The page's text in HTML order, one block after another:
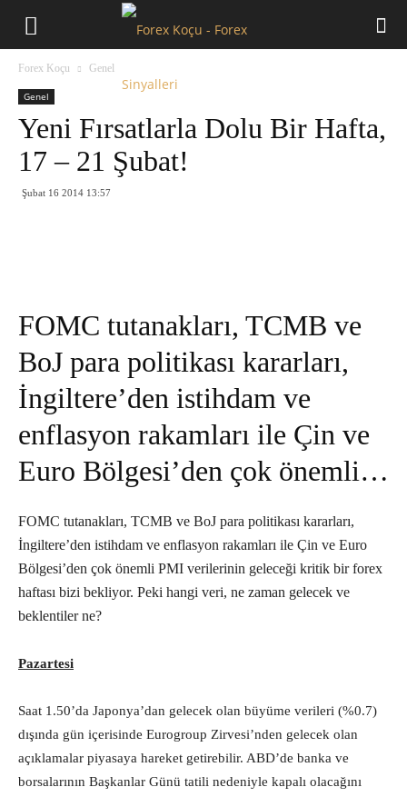
Forex Koçu Genel
Genel
Yeni Fırsatlarla Dolu Bir Hafta,
17 – 21 Şubat!
Şubat 16 2014 13:57
FOMC tutanakları, TCMB ve
BoJ para politikası kararları,
İngiltere’den istihdam ve
enflasyon rakamları ile Çin ve
Euro Bölgesi’den çok önemli…
FOMC tutanakları, TCMB ve BoJ para politikası kararları,
İngiltere’den istihdam ve enflasyon rakamları ile Çin ve Euro
Bölgesi’den çok önemli PMI verilerinin geleceği kritik bir forex
haftası bizi bekliyor. Peki hangi veri, ne zaman gelecek ve
beklentiler ne?
Pazartesi
Saat 1.50’da Japonya’dan gelecek olan büyüme verileri (%0.7)
dışında gün içerisinde Eurogroup Zirvesi’nden gelecek olan
açıklamalar piyasaya hareket getirebilir. ABD’de banka ve
borsalarının Başkanlar Günü tatili nedeniyle kapalı olacağını